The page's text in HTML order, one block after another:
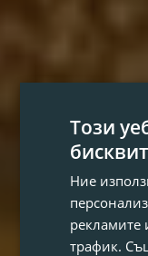
Този
Ние
трафик.